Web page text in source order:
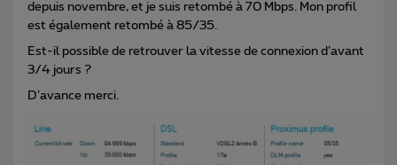
depuis novembre, et je suis retombé à 70 Mbps. Mon profil
est également retombé à 85/35.
Est-il possible de retrouver la vitesse de connexion d’avant
3/4 jours ?
D’avance merci.